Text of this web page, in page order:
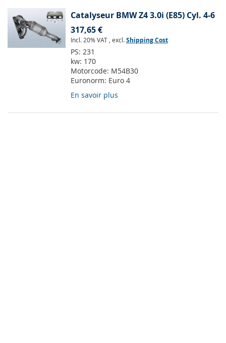
Catalyseur BMW Z4 3.0i (E85) Cyl. 4-6
317,65 €
Incl. 20% VAT , excl.Shipping Cost
PS: 231
kw: 170
Motorcode: M54B30
Euronorm: Euro 4
En savoir plus